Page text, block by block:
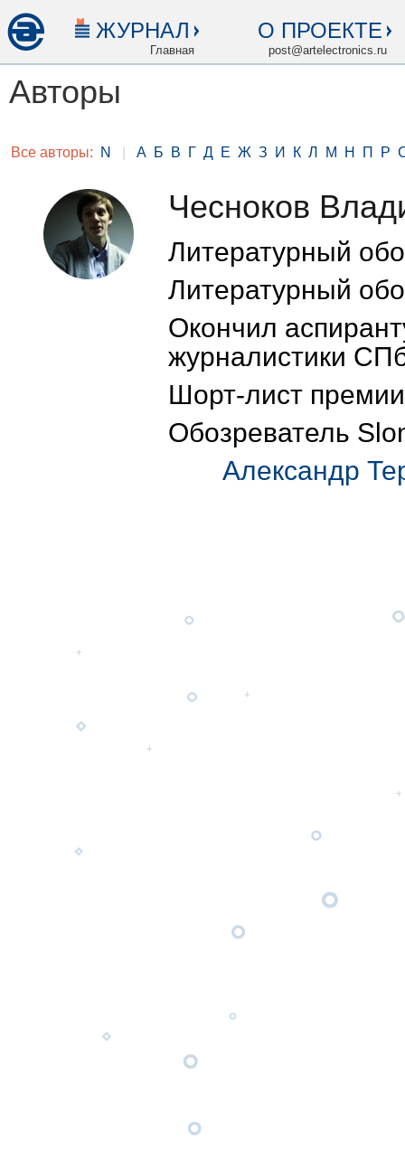
ЖУРНАЛ
Главная
О ПРОЕКТЕ
post@artelectronics.ru
Авторы
Все авторы: N А Б В Г Д Е Ж З И К Л М Н П Р
Чесноков
Литературный
Литературный
Окончил
журналистики
Шорт-лист
Обозреватель
Александр